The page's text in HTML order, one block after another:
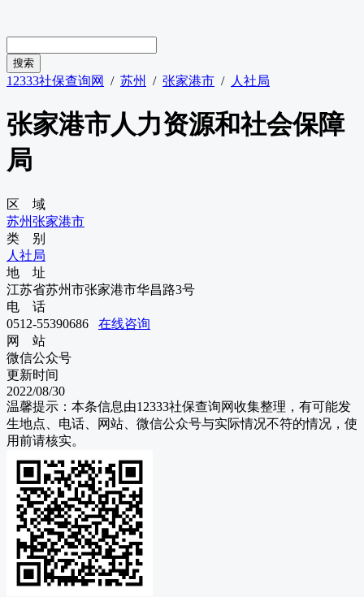
12333社保查询网 / 苏州 / 张家港市 / 人社局
张家港市人力资源和社会保障
局
区 域
苏州张家港市
类 别
人社局
地 址
江苏省苏州市张家港市华昌路3号
电 话
0512-55390686
在线咨询
网 站
微信公众号
更新时间
2022/08/30
温馨提示：本条信息由12333社保查询网收集整理，有可能发
生地点、电话、网站、微信公众号与实际情况不符的情况，使
用前请核实。